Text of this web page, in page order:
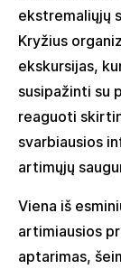
ekstremaliųjų
Kryžius
ekskursijas,
susipažinti su
reaguoti
svarbiausios
artimųjų
Viena iš
artimiausios
aptarimas,